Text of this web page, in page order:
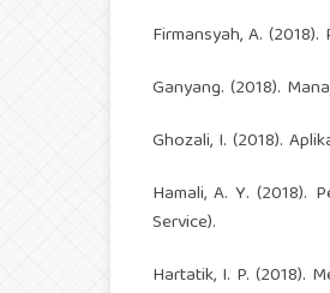
Firmansyah, A.
Ganyang. (2018).
Ghozali, I. (2018).
Hamali, A. Y. (2018).
Service).
Hartatik, I. P. (2018).